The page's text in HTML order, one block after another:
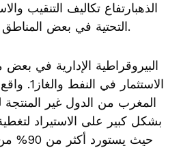
الذهبارتفاع تكاليف التنقيب
التحتية في بعض المناطق الغنية بالمعادن.
البيروقراطية الإدارية في بعض
الاستثمار
المغرب من الدول غير المنتجة
بشكل كبير على الاستيراد